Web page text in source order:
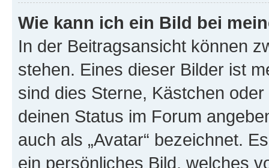
Wie kann ich ein Bild bei
In der Beitragsansicht können
stehen. Eines dieser Bilder ist
sind dies Sterne, Kästchen
deinen Status im Forum
auch als „Avatar“ bezeichnet.
ein persönliches Bild, welches